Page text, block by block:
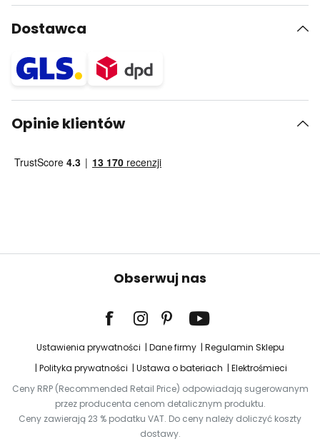
Dostawca
Opinie klientów
Obserwuj nas
Ustawienia prywatności Dane firmy
Regulamin Sklepu
Polityka prywatności
Ustawa o bateriach
Elektrośmieci
Ceny RRP (Recommended Retail Price) odpowiadają sugerowanym
przez producenta cenom detalicznym produktu.
Ceny zawierają 23 % podatku VAT. Do ceny należy doliczyć koszty
dostawy.